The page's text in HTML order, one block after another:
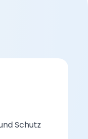
Schutz